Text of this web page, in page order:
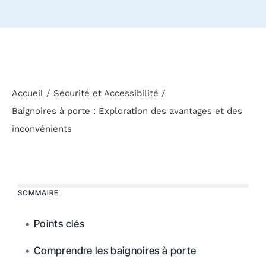
Accueil
Sécurité et Accessibilité
Baignoires à porte : Exploration des avantages et des
inconvénients
SOMMAIRE
Points clés
Comprendre les baignoires à porte